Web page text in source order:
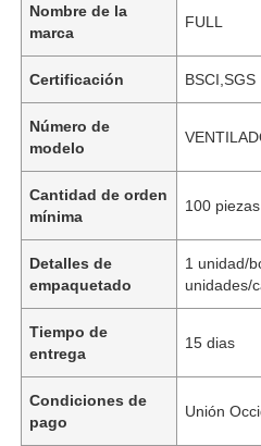
Nombre de la
marca
FULL
Certificación BSCI,SGS
Número de
modelo
Cantidad de orden
mínima
100 piezas
Detalles de
empaquetado
1 unidad/
unidades/
Tiempo de
entrega
15 dias
Condiciones de
pago
Unión